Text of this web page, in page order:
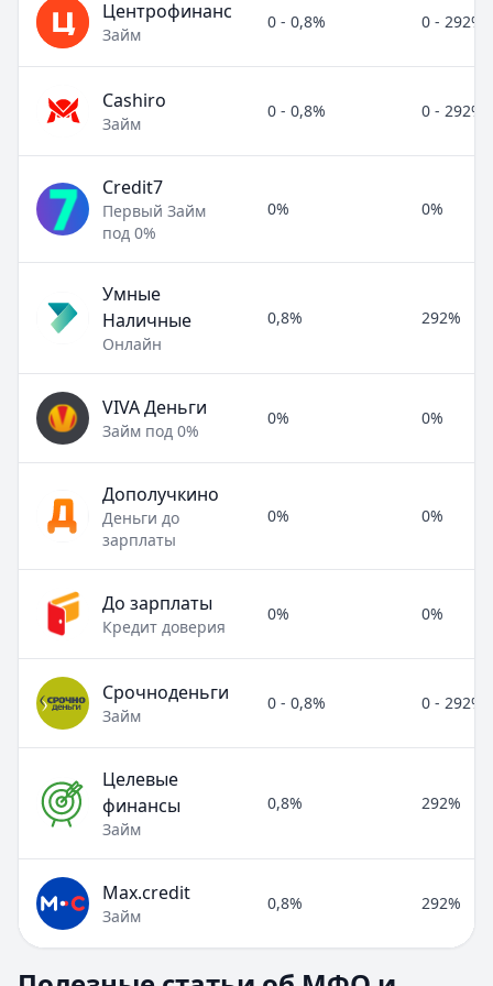
Центрофинанс
Займ
0 - 0,8% 0 - 292%
Cashiro
Займ
0 - 0,8% 0 - 292%
Credit7
Первый Займ
под 0%
0% 0%
Умные
Наличные
Онлайн
0,8% 292%
VIVA Деньги
Займ под 0%
0% 0%
Дополучкино
Деньги до
зарплаты
0% 0%
До зарплаты
Кредит доверия
0% 0%
Срочноденьги
Займ
0 - 0,8% 0 - 292%
Целевые
финансы
Займ
0,8% 292%
Max.credit
Займ
0,8% 292%